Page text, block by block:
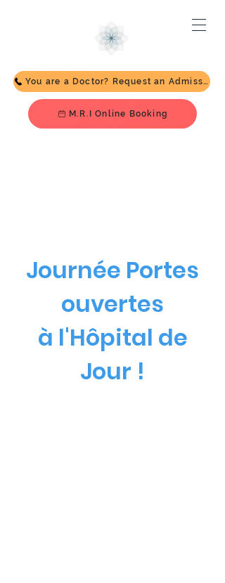
You are a Doctor? Request an Admission
M.R.I Online Booking
Journée Portes
ouvertes
à l'Hôpital de
Jour !